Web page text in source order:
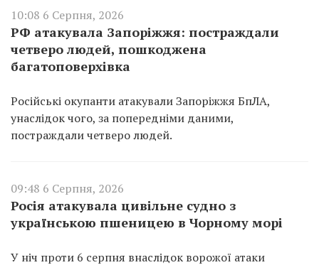
10:08 6 Серпня, 2026
РФ атакувала Запоріжжя: постраждали
четверо людей, пошкоджена
багатоповерхівка
Російські окупанти атакували Запоріжжя БпЛА,
унаслідок чого, за попередніми даними,
постраждали четверо людей.
09:48 6 Серпня, 2026
Росія атакувала цивільне судно з
українською пшеницею в Чорному морі
У ніч проти 6 серпня внаслідок ворожої атаки